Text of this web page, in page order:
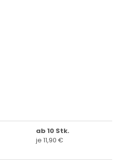
ab 10 Stk.
je 11,90 €